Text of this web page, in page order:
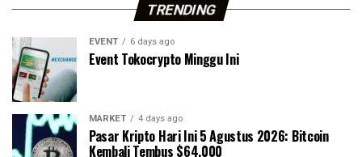
TRENDING
EVENT 6 days ago
Event Tokocrypto Minggu Ini
MARKET 4 days ago
Pasar Kripto Hari Ini 5 Agustus 2026: Bitcoin
Kembali Tembus $64.000